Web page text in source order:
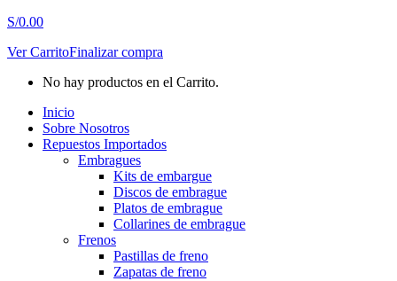
S/0.00
Ver CarritoFinalizar compra
No hay productos en el Carrito.
Inicio
Sobre Nosotros
Repuestos Importados
Embragues
Kits de embargue
Discos de embrague
Platos de embrague
Collarines de embrague
Frenos
Pastillas de freno
Zapatas de freno